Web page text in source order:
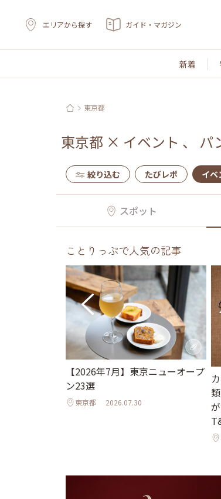
エリアから探す ガイド・マガジン
新着
東京都
東京都 × イベント 、 パ
絞り込む たびレポ イベ
スポット
ことりっぷで人気の記事
【2026年7月】東京ニューオープ
ン23選
東京都 2026.07.30